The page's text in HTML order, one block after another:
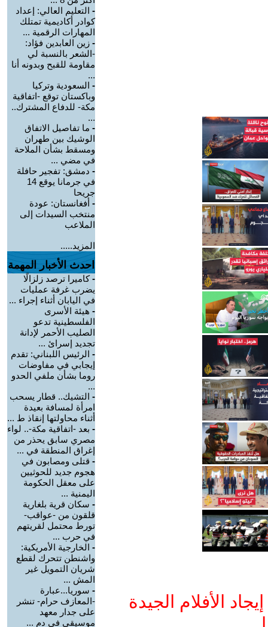
الأفلام الجيدة
- التعليم العالي: إعداد
كوادر أكاديمية تمتلك
المهارات الرقمية ...
- زين العابدين فؤاد:
-الشعر بالنسبة لي
مقاومة للقبح وبدونه أنا
...
- السعودية وتركيا
وباكستان توقع -اتفاقية
مكة- للدفاع المشترك..
...
- ما تفاصيل الاتفاق
الوشيك بين طهران
ومسقط بشأن الملاحة
في مضي ...
- دمشق: تفجير حافلة
في جرمانا يوقع 14
جريحا
- أفغانستان: عودة
منتخب السيدات إلى
الملاعب
المزيد.....
احدث الأخبار المهمة
-كاميرا ترصد زلزالًا
يضرب غرفة عمليات
في اليابان أثناء إجراء ...
- هيئة الأسرى
الفلسطينية تدعو
الصليب الأحمر لإدانة
تجديد إسرائ ...
- الرئيس اللبناني: تقدم
إيجابي في مفاوضات
روما بشأن ملفي الحدو
...
- التشيك.. قطار يسحب
امرأة لمسافة بعيدة
أثناء محاولتها إنقاذ ط ...
- بعد -اتفاقية مكة-.. لواء
مصري سابق يحذر من
إغراق المنطقة في ...
- قتلى ومصابون في
هجوم جديد للحوثيين
على معقل الحكومة
اليمنية ...
- سكان قرية بلغارية
قلقون من -عواقب-
تورط محتمل لقريتهم
في حرب ...
- الخارجية الأمريكية:
واشنطن تتحرك لقطع
شريان التمويل غير
المش ...
- سوريا...عبارة
-المعازف حرام- تنشر
على جدار معهد
موسيقي في دم ...